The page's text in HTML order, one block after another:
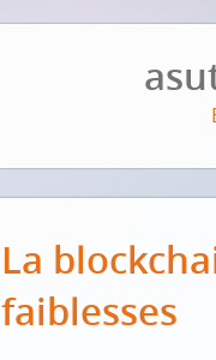
La
faiblesses